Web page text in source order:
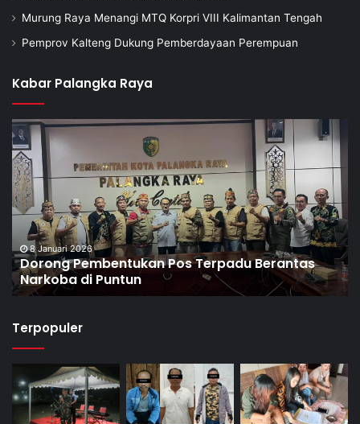
Murung Raya Menangi MTQ Korpri VIII Kalimantan Tengah
Pemprov Kalteng Dukung Pemberdayaan Perempuan
Kabar Palangka Raya
8 Januari 2026
Dorong Pembentukan Pos Terpadu Berantas
Narkoba di Puntun
Terpopuler